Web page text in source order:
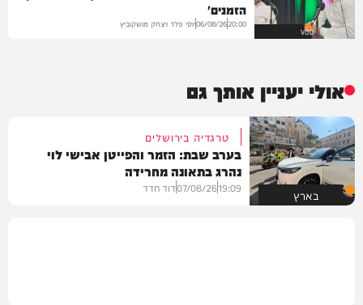
VOD
הזמנים'
20:00
06/08/26יוסי פלד ויצחק מושקוביץ
אולי יעניין אותך גם
בארץ
טרגדיה בירושלים
בערב שבת: הזמר והפייטן אבישי לוי
נהרג בתאונה מחרידה
19:09
07/08/26דוד חדד